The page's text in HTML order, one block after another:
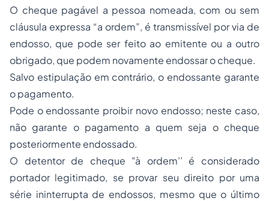
O cheque pagável a pessoa nomeada, com ou sem
cláusula expressa “a ordem”, é transmissível por via de
endosso, que pode ser feito ao emitente ou a outro
obrigado, que podem novamente endossar o cheque.
Salvo estipulação em contrário, o endossante garante
o pagamento.
Pode o endossante proibir novo endosso; neste caso,
não garante o pagamento a quem seja o cheque
posteriormente endossado.
O detentor de cheque "à ordem’’ é considerado
portador legitimado, se provar seu direito por uma
série ininterrupta de endossos, mesmo que o último